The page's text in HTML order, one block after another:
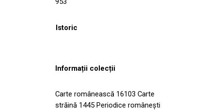
Istoric
Informații colecții
Carte românească 16103 Carte
străină 1445 Periodice româneşti